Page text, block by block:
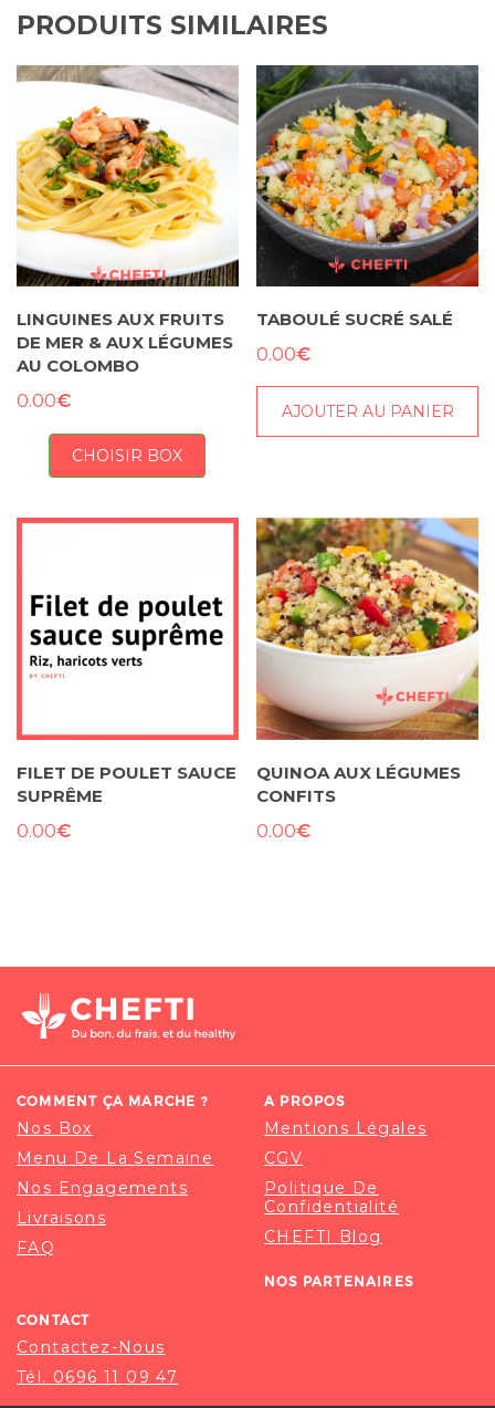
PRODUITS SIMILAIRES
LINGUINES AUX FRUITS
DE MER & AUX LÉGUMES
AU COLOMBO
0.00€
CHOISIR BOX
TABOULÉ SUCRÉ SALÉ
0.00€
AJOUTER AU PANIER
FILET DE POULET SAUCE
SUPRÊME
0.00€
QUINOA AUX LÉGUMES
CONFITS
0.00€
COMMENT ÇA MARCHE ?
Nos Box
Menu De La Semaine
Nos Engagements
Livraisons
FAQ
A PROPOS
Mentions Légales
CGV
Politique De
Confidentialité
CHEFTI Blog
NOS PARTENAIRES
CONTACT
Contactez-Nous
Tél. 0696 11 09 47